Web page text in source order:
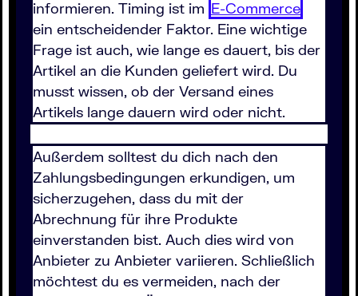
informieren. Timing ist im E-Commerce
ein entscheidender Faktor. Eine wichtige
Frage ist auch, wie lange es dauert, bis der
Artikel an die Kunden geliefert wird. Du
musst wissen, ob der Versand eines
Artikels lange dauern wird oder nicht.
Außerdem solltest du dich nach den
Zahlungsbedingungen erkundigen, um
sicherzugehen, dass du mit der
Abrechnung für ihre Produkte
einverstanden bist. Auch dies wird von
Anbieter zu Anbieter variieren. Schließlich
möchtest du es vermeiden, nach der